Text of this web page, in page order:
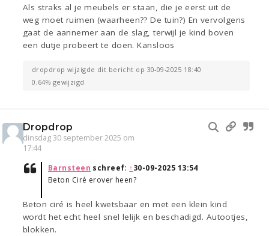
Als straks al je meubels er staan, die je eerst uit de
weg moet ruimen (waarheen?? De tuin?) En vervolgens
gaat de aannemer aan de slag, terwijl je kind boven
een dutje probeert te doen. Kansloos
dropdrop wijzigde dit bericht op 30-09-2025 18:40
0.64% gewijzigd
Dropdrop
dinsdag 30 september 2025 om
17:44
Barnsteen schreef: ↑30-09-2025 13:54
Beton Ciré erover heen?
Beton ciré is heel kwetsbaar en met een klein kind
wordt het echt heel snel lelijk en beschadigd. Autootjes,
blokken.